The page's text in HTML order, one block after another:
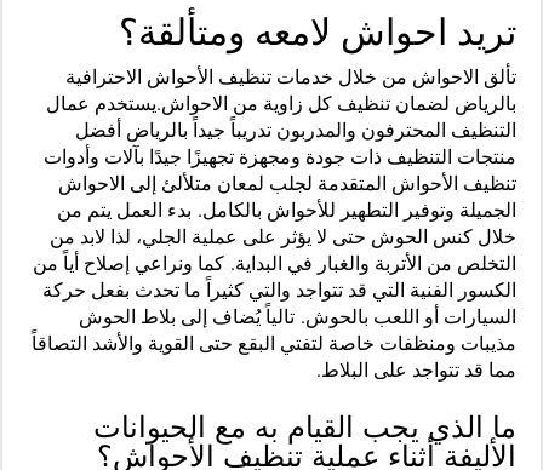
تريد احواش لامعه ومتألقة؟
تألق الاحواش من خلال خدمات تنظيف الأحواش الاحترافية
بالرياض لضمان تنظيف كل زاوية من الاحواش.يستخدم عمال
التنظيف المحترفون والمدربون تدريباً جيداً بالرياض أفضل
منتجات التنظيف ذات جودة ومجهزة تجهيزًا جيدًا بآلات وأدوات
تنظيف الأحواش المتقدمة لجلب لمعان متلألئ إلى الاحواش
الجميلة وتوفير التطهير للأحواش بالكامل. بدء العمل يتم من
خلال كنس الحوش حتى لا يؤثر على عملية الجلي، لذا لابد من
التخلص من الأتربة والغبار في البداية. كما ونراعي إصلاح أياً من
الكسور الفنية التي قد تتواجد والتي كثيراً ما تحدث بفعل حركة
السيارات أو اللعب بالحوش. تالياً يُضاف إلى بلاط الحوش
مذيبات ومنظفات خاصة لتفتي البقع حتى القوية والأشد التصاقاً
مما قد تتواجد على البلاط.
ما الذي يجب القيام به مع الحيوانات
الأليفة أثناء عملية تنظيف الأحواش؟